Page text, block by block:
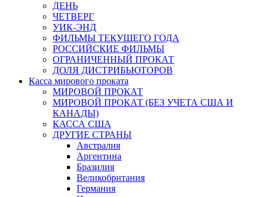
ДЕНЬ
ЧЕТВЕРГ
УИК-ЭНД
ФИЛЬМЫ ТЕКУЩЕГО ГОДА
РОССИЙСКИЕ ФИЛЬМЫ
ОГРАНИЧЕННЫЙ ПРОКАТ
ДОЛЯ ДИСТРИБЬЮТОРОВ
Касса мирового проката
МИРОВОЙ ПРОКАТ
МИРОВОЙ ПРОКАТ (БЕЗ УЧЕТА США И
КАНАДЫ)
КАССА США
ДРУГИЕ СТРАНЫ
Австралия
Аргентина
Бразилия
Великобритания
Германия